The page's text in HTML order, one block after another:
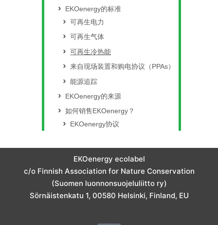
EKOenergy的标准
可再生电力
可再生气体
可再生冷热能
来自现场装置和购电协议（PPAs）
能源追踪
EKOenergy的来源
如何销售EKOenergy？
EKOenergy协议
EKOenergy ecolabel
c/o Finnish Association for Nature Conservation
(Suomen luonnonsuojeluliitto ry)
Sörnäistenkatu 1, 00580 Helsinki, Finland, EU